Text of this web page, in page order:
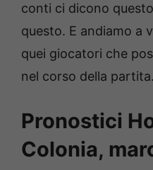
conti ci dicono
questo. E andiamo a
quei giocatori che
nel corso della partita.
Pronostici
Colonia,